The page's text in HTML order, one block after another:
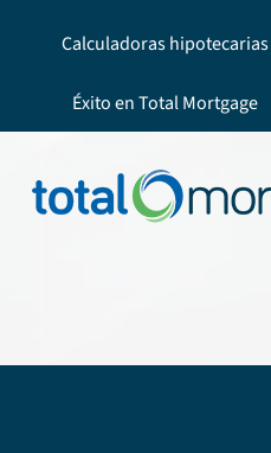
Calculadoras hipotecarias
Éxito en Total Mortgage